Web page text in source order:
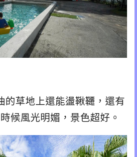
的草地上還能盪鞦韆，還有
候風光明媚，景色超好。